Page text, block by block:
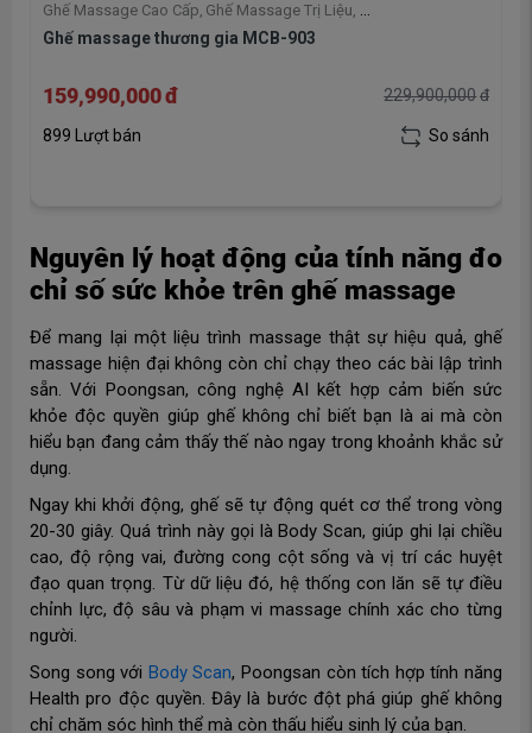
Ghế Massage Cao Cấp, Ghế Massage Trị Liệu,
Ghế Massage Poongsan Hàn Quốc, Ghế massage Toàn Thân
Ghế massage thương gia MCB-903
159,990,000đ 229,900,000đ
899 Lượt bán So sánh
Nguyên lý hoạt động của tính năng đo
chỉ số sức khỏe trên ghế massage
Để mang lại một liệu trình massage thật sự hiệu quả, ghế
massage hiện đại không còn chỉ chạy theo các bài lập trình
sẵn. Với Poongsan, công nghệ AI kết hợp cảm biến sức
khỏe độc quyền giúp ghế không chỉ biết bạn là ai mà còn
hiểu bạn đang cảm thấy thế nào ngay trong khoảnh khắc sử
dụng.
Ngay khi khởi động, ghế sẽ tự động quét cơ thể trong vòng
20-30 giây. Quá trình này gọi là Body Scan, giúp ghi lại chiều
cao, độ rộng vai, đường cong cột sống và vị trí các huyệt
đạo quan trọng. Từ dữ liệu đó, hệ thống con lăn sẽ tự điều
chỉnh lực, độ sâu và phạm vi massage chính xác cho từng
người.
Song song với Body Scan, Poongsan còn tích hợp tính năng
Health pro độc quyền. Đây là bước đột phá giúp ghế không
chỉ chăm sóc hình thể mà còn thấu hiểu sinh lý của bạn.